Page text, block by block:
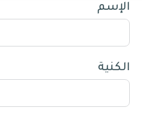
الإسم
الكنية